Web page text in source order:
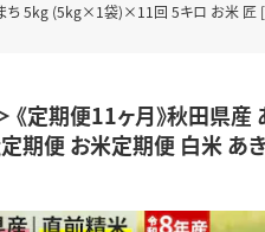
まち 5kg (5kg×1袋)×11回 5キロ お米
《定期便11ヶ月》秋田
便 お米定期便 白米 あ